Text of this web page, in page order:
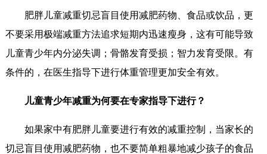
肥胖儿童减重切忌盲目使用减肥药物、食品或饮品，更
不要采用极端减重方法追求短期内迅速瘦身，这有可能导致
儿童青少年内分泌失调；骨骼发育受损；智力发育受限。有
条件的，在医生指导下进行体重管理更加安全有效。
儿童青少年减重为何要在专家指导下进行？
如果家中有肥胖儿童要进行有效的减重控制，当家长的
切忌盲目使用减肥药物，也不要简单粗暴地减少孩子的食品